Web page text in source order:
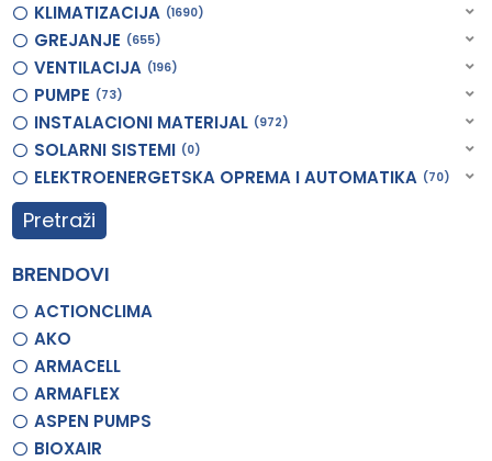
KLIMATIZACIJA 1690
GREJANJE 655
VENTILACIJA 196
PUMPE 73
INSTALACIONI MATERIJAL 972
SOLARNI SISTEMI 0
ELEKTROENERGETSKA OPREMA I AUTOMATIKA 70
Pretraži
BRENDOVI
ACTIONCLIMA
AKO
ARMACELL
ARMAFLEX
ASPEN PUMPS
BIOXAIR